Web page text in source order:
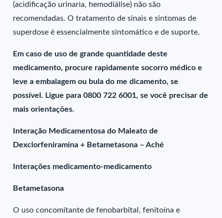
(acidificação urinaria, hemodiálise) não são
recomendadas. O tratamento de sinais e sintomas de
superdose é essencialmente sintomático e de suporte.
Em caso de uso de grande quantidade deste
medicamento, procure rapidamente socorro médico e
leve a embalagem ou bula do me dicamento, se
possível. Ligue para 0800 722 6001, se você precisar de
mais orientações.
Interação Medicamentosa do Maleato de
Dexclorfeniramina + Betametasona – Aché
Interações medicamento-medicamento
Betametasona
O uso concomitante de fenobarbital, fenitoína e